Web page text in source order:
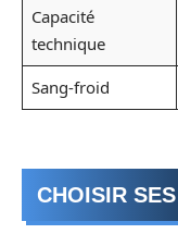
Capacité
technique
Sang-froid
CHOISIR